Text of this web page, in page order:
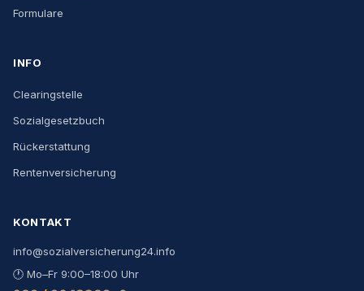
Formulare
INFO
Clearingstelle
Sozialgesetzbuch
Rückerstattung
Rentenversicherung
KONTAKT
info@sozialversicherung24.info
🕐 Mo–Fr 9:00–18:00 Uhr